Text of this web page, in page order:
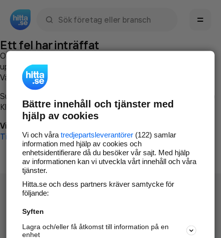
Ett fel har inträffat
Om du vill kan du
uppstod så att vi lättare och snabbare kan avhjälpa det.
Vänligen försök med följande:
Surfa till
Klicka påTillbaka-knappen i webbläsaren och försök igen
Vi beklagar besväret!
Till startsidan
Hitta.se - Gratis nummerupplysning.
Sök företag, personer och platser.
Bättre innehåll och tjänster med
hjälp av cookies
Vi och våra tredjepartsleverantörer(122) samlar
information med hjälp av cookies och
enhetsidentifierare då du besöker vår sajt. Med hjälp
av informationen kan vi utveckla vårt innehåll och våra
tjänster.
Hitta.se och dess partners kräver samtycke för
följande:
Syften
Lagra och/eller få åtkomst till information på en
enhet